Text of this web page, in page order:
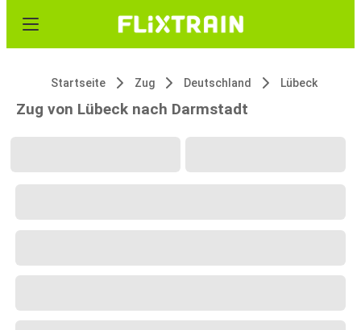
Startseite Zug Deutschland Lübeck
Zug von Lübeck nach Darmstadt